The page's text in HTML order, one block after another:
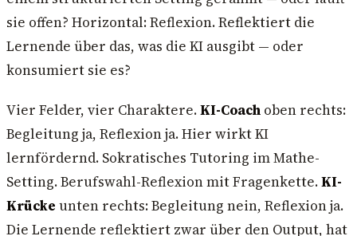
sie offen? Horizontal: Reflexion. Reflektiert die
Lernende über das, was die KI ausgibt — oder
konsumiert sie es?
Vier Felder, vier Charaktere.KI-Coach oben rechts:
Begleitung ja, Reflexion ja. Hier wirkt KI
lernfördernd. Sokratisches Tutoring im Mathe-
Setting. Berufswahl-Reflexion mit Fragenkette.KI-
Krücke unten rechts: Begleitung nein, Reflexion ja.
Die Lernende reflektiert zwar über den Output, hat